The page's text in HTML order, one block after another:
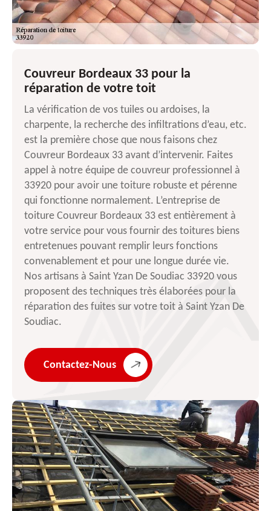
Couvreur Bordeaux 33 pour la
réparation de votre toit
La vérification de vos tuiles ou ardoises, la
charpente, la recherche des infiltrations d’eau, etc.
est la première chose que nous faisons chez
Couvreur Bordeaux 33 avant d’intervenir. Faites
appel à notre équipe de couvreur professionnel à
33920 pour avoir une toiture robuste et pérenne
qui fonctionne normalement. L’entreprise de
toiture Couvreur Bordeaux 33 est entièrement à
votre service pour vous fournir des toitures biens
entretenues pouvant remplir leurs fonctions
convenablement et pour une longue durée vie.
Nos artisans à Saint Yzan De Soudiac 33920 vous
proposent des techniques très élaborées pour la
réparation des fuites sur votre toit à Saint Yzan De
Soudiac.
Contactez-Nous